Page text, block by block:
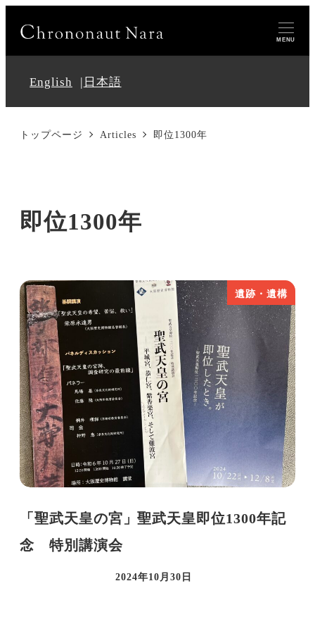
MENU
English 日本語
トップページ Articles 即位1300年
即位1300年
遺跡・遺構
「聖武天皇の宮」聖武天皇即位1300年記
念 特別講演会
投稿日
2024年10月30日